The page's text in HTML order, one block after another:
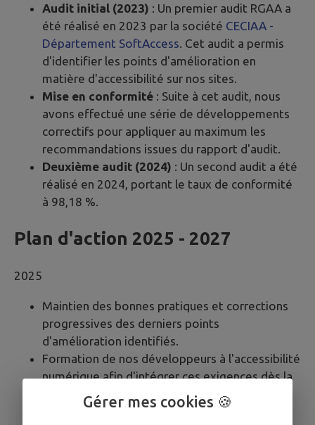
Audit initial (2023) : Un premier audit RGAA a
été réalisé en 2023 par la société CECIAA -
Département SoftAccess . Cet audit a permis
d'identifier les points d'amélioration en
matière d'accessibilité sur nos sites.
Mise en conformité : Suite à cet audit, nous
avons effectué une série de développements
correctifs pour appliquer au maximum les
recommandations issues du rapport d'audit.
Deuxième audit (2024) : Un second audit a été
réalisé en 2024, portant le taux de conformité
à 98,18 %.
Plan d'action 2025 - 2027
2025
Maintien des bonnes pratiques et corrections
progressives des derniers points
d'amélioration identifiés.
Formation de nos développeurs à l'accessibilité
numérique afin d'intégrer ces exigences dès la
conception des sites.
Accompagnement des mairies dans leur
Gérer mes cookies 🍪